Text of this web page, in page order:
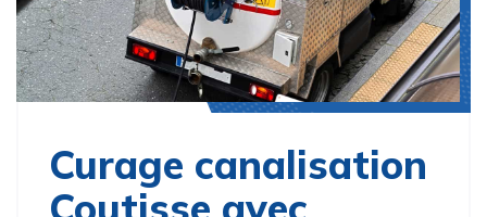
Curage canalisation